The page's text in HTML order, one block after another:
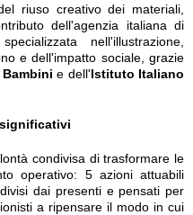
riuso creativo dei materiali,
dell'agenzia italiana di
nell'illustrazione,
e dell'impatto sociale, grazie
e dell'Istituto Italiano
condivisa di trasformare le
operativo: 5 azioni attuabili
dai presenti e pensati per
a ripensare il modo in cui